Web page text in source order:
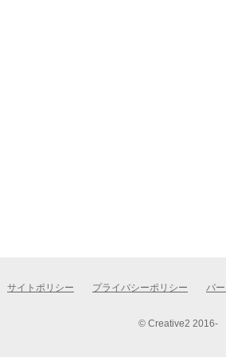
サイトポリシー プライバシーポリシー パ
© Creative2 2016-